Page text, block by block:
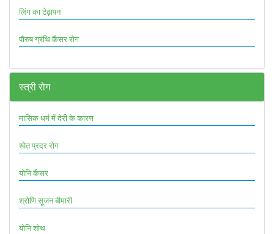
लिंग का टेढ़ापन
पौरुष ग्रंथि कैंसर रोग
स्त्री रोग
मासिक धर्म में देरी के कारण
श्वेत प्रदर रोग
योनि कैंसर
श्रोणि सूजन बीमारी
योनि शोथ